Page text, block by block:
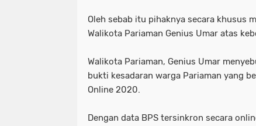
Oleh sebab itu pihaknya secara khusus
Walikota Pariaman Genius Umar atas
Walikota Pariaman, Genius Umar
bukti kesadaran warga Pariaman yang
Online 2020.
Dengan data BPS tersinkron secara